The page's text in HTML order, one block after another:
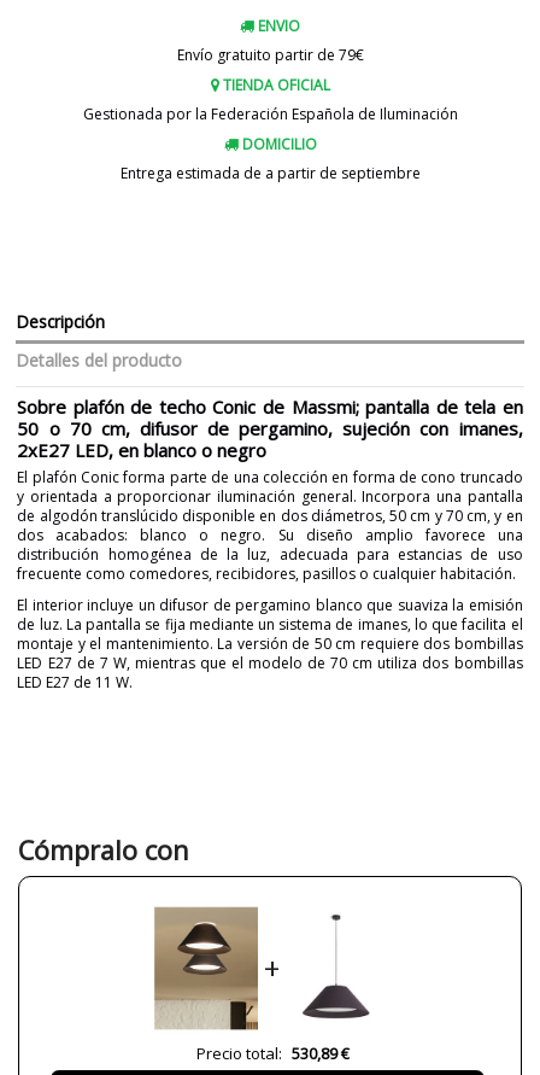
ENVIO
Envío gratuito partir de 79€
TIENDA OFICIAL
Gestionada por la Federación Española de Iluminación
DOMICILIO
Entrega estimada de a partir de septiembre
Descripción
Detalles del producto
Sobre plafón de techo Conic de Massmi; pantalla de tela en
50 o 70 cm, difusor de pergamino, sujeción con imanes,
2xE27 LED, en blanco o negro
El plafón Conic forma parte de una colección en forma de cono truncado
y orientada a proporcionar iluminación general. Incorpora una pantalla
de algodón translúcido disponible en dos diámetros, 50 cm y 70 cm, y en
dos acabados: blanco o negro. Su diseño amplio favorece una
distribución homogénea de la luz, adecuada para estancias de uso
frecuente como comedores, recibidores, pasillos o cualquier habitación.
El interior incluye un difusor de pergamino blanco que suaviza la emisión
de luz. La pantalla se fija mediante un sistema de imanes, lo que facilita el
montaje y el mantenimiento. La versión de 50 cm requiere dos bombillas
LED E27 de 7 W, mientras que el modelo de 70 cm utiliza dos bombillas
LED E27 de 11 W.
Color
Alto (cm)
70 cm
a partir de septiembre
Cómpralo con
+
Precio total: 530,89 €